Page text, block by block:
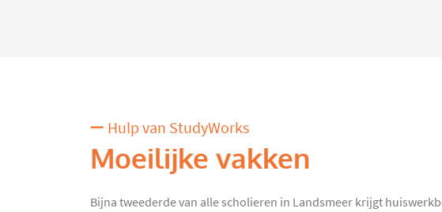
Hulp van StudyWorks
Moeilijke vakken
Bijna tweederde van alle scholieren in Landsmeer krijgt